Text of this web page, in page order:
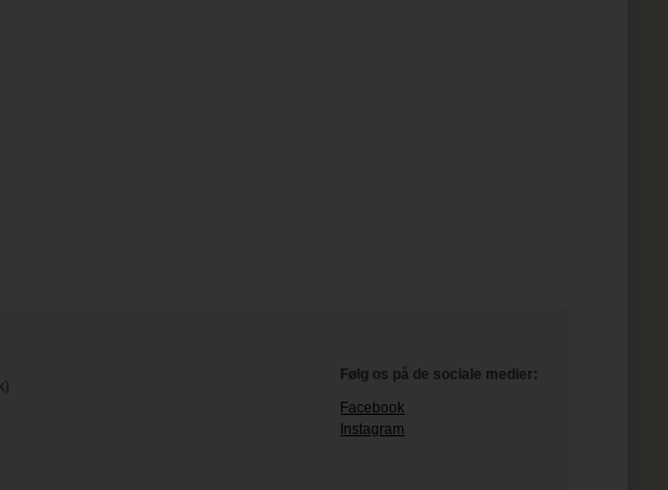
Følg os på de sociale medier:
Facebook
Instagram